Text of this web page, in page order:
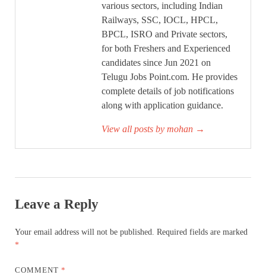
various sectors, including Indian
Railways, SSC, IOCL, HPCL,
BPCL, ISRO and Private sectors,
for both Freshers and Experienced
candidates since Jun 2021 on
Telugu Jobs Point.com. He provides
complete details of job notifications
along with application guidance.
View all posts by mohan →
Leave a Reply
Your email address will not be published. Required fields are marked
*
COMMENT*